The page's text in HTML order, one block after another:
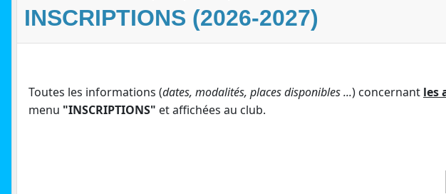
INSCRIPTIONS (2026-2027)
Toutes les informations (dates, modalités, places disponibles ...) concernant les
menu "INSCRIPTIONS" et affichées au club.